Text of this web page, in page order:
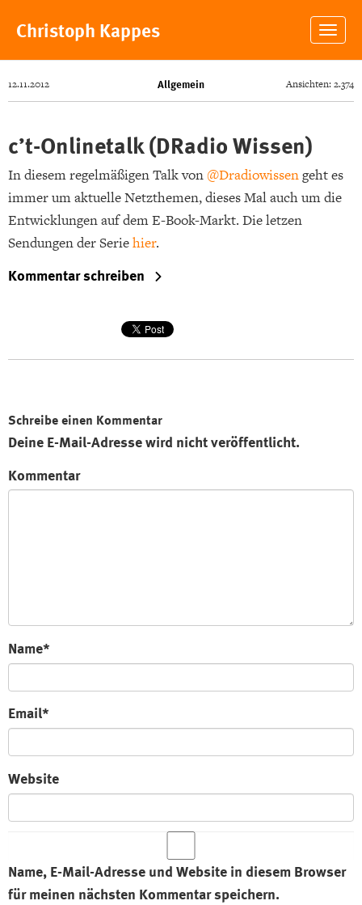
Christoph Kappes
12.11.2012 Allgemein Ansichten: 2.374
c’t-Onlinetalk (DRadio Wissen)
In diesem regelmäßigen Talk von@Dradiowissengeht es
immer um aktuelle Netzthemen, dieses Mal auch um die
Entwicklungen auf dem E-Book-Markt. Die letzen
Sendungen der Seriehier.
Kommentar schreiben
Schreibe einen Kommentar
Deine E-Mail-Adresse wird nicht veröffentlicht.
Kommentar
Name*
Email*
Website
Name, E-Mail-Adresse und Website in diesem Browser
für meinen nächsten Kommentar speichern.